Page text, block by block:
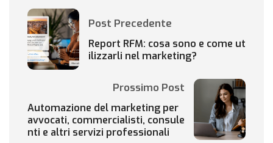
Post Precedente
Report RFM: cosa sono e come ut
ilizzarli nel marketing?
Prossimo Post
Automazione del marketing per
avvocati, commercialisti, consule
nti e altri servizi professionali